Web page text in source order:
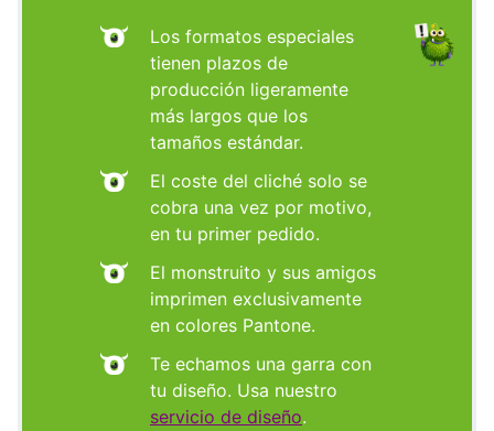
Los formatos especiales
tienen plazos de
producción ligeramente
más largos que los
tamaños estándar.
El coste del cliché solo se
cobra una vez por motivo,
en tu primer pedido.
El monstruito y sus amigos
imprimen exclusivamente
en colores Pantone.
Te echamos una garra con
tu diseño. Usa nuestro
servicio de diseño.